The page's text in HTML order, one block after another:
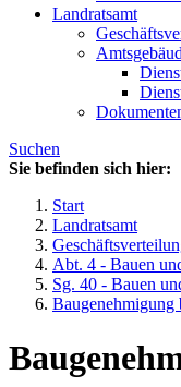
Landratsamt
Suchen
Sie befinden sich hier:
Start
Landratsamt
Abt. 4 - Bauen
Sg. 40 - Bauen
Baugenehmigung